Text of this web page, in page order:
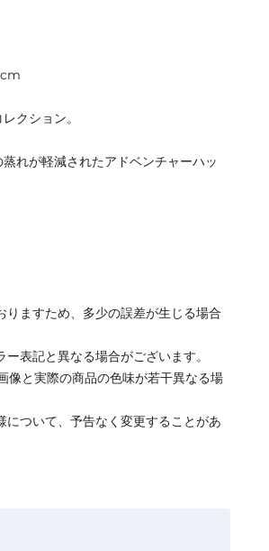
クション。
れが軽減されたアドベンチャーハッ
ますため、多少の誤差が生じる場合
表記と異なる場合がございます。
と実際の商品の色味が若干異なる場
ついて、予告なく変更することがあ